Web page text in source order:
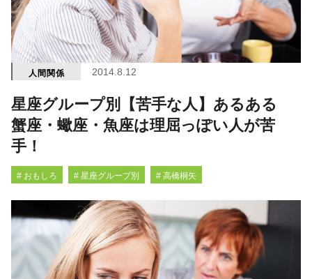
人間関係 2014.8.12
星座グループ別【苦手な人】あるある
蟹座・蠍座・魚座は理屈っぽい人が苦
手！
# おもしろ # 星座グループ別 # 高橋桐矢